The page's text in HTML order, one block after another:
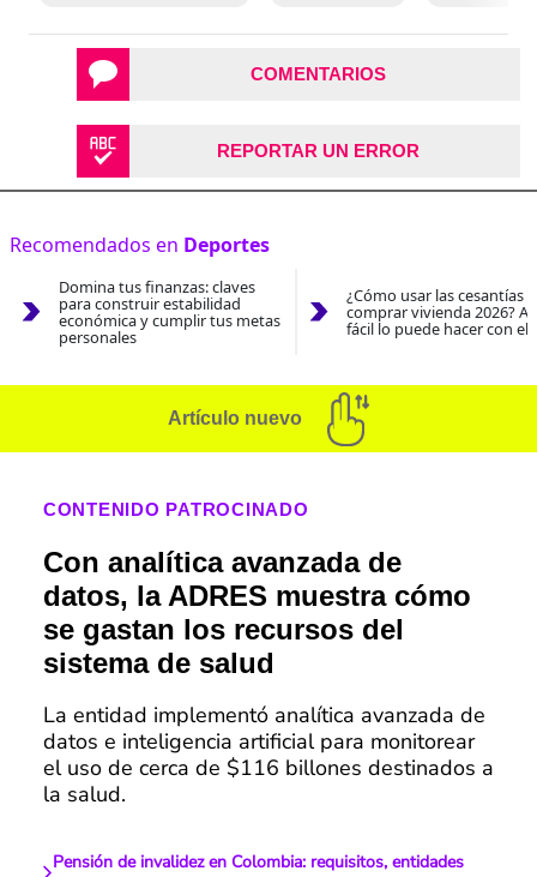
COMENTARIOS
REPORTAR UN ERROR
Recomendados en Deportes
Domina tus finanzas: claves
para construir estabilidad
económica y cumplir tus metas
personales
¿Cómo usar las cesantías
comprar vivienda 2026?
fácil lo puede hacer con el
Artículo nuevo
CONTENIDO PATROCINADO
Con analítica avanzada de
datos, la ADRES muestra cómo
se gastan los recursos del
sistema de salud
La entidad implementó analítica avanzada de
datos e inteligencia artificial para monitorear
el uso de cerca de $116 billones destinados a
la salud.
Pensión de invalidez en Colombia: requisitos, entidades